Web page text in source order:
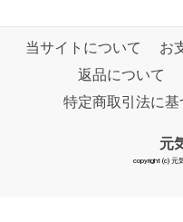
当サイトについて お
返品について
特定商取引法に
元
copyright (c) 元